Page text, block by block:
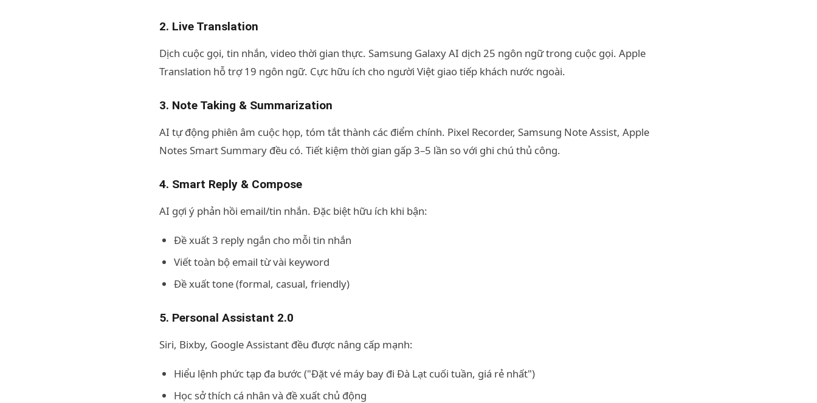
2. Live Translation
Dịch cuộc gọi, tin nhắn, video thời gian thực. Samsung Galaxy AI dịch 25 ngôn ngữ trong cuộc gọi. Apple
Translation hỗ trợ 19 ngôn ngữ. Cực hữu ích cho người Việt giao tiếp khách nước ngoài.
3. Note Taking & Summarization
AI tự động phiên âm cuộc họp, tóm tắt thành các điểm chính. Pixel Recorder, Samsung Note Assist, Apple
Notes Smart Summary đều có. Tiết kiệm thời gian gấp 3–5 lần so với ghi chú thủ công.
4. Smart Reply & Compose
AI gợi ý phản hồi email/tin nhắn. Đặc biệt hữu ích khi bận:
Đề xuất 3 reply ngắn cho mỗi tin nhắn
Viết toàn bộ email từ vài keyword
Đề xuất tone (formal, casual, friendly)
5. Personal Assistant 2.0
Siri, Bixby, Google Assistant đều được nâng cấp mạnh:
Hiểu lệnh phức tạp đa bước ("Đặt vé máy bay đi Đà Lạt cuối tuần, giá rẻ nhất")
Học sở thích cá nhân và đề xuất chủ động